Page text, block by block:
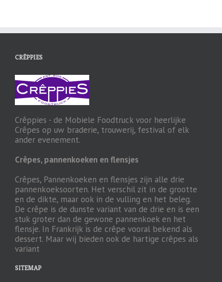
CRÊPPIES
Crêppies - de Mobiele Foodtruck voor heerlijke
Crêpes op uw braderie, trouwerij, festival of elk
ander evenement.
Crêpes, pannenkoeken en flensjes
Crêpes, Pannenkoeken en flensjes zijn alle drie
pannenkoeksoorten. Het verschil zit in de grootte
en de dikte, maar ook in de vulling en het beleg.
De crêpe is de dunste variant van de drie en is een
stuk groter dan de gewone pannenkoek en het
flensje. In Frankrijk is de crêpe vooral bekend als
dessert. Maar wij bieden ook de hartige crêpes als
variant
SITEMAP